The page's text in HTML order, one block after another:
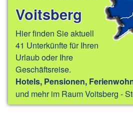
Voitsberg
Hier finden Sie aktuell
41 Unterkünfte für Ihren
Urlaub oder Ihre
Geschäftsreise.
Hotels, Pensionen,
und mehr im Raum Voitsberg -